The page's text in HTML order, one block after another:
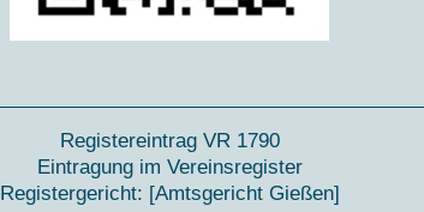
Registereintrag VR 1790
Eintragung im Vereinsregister
Registergericht: [Amtsgericht Gießen]